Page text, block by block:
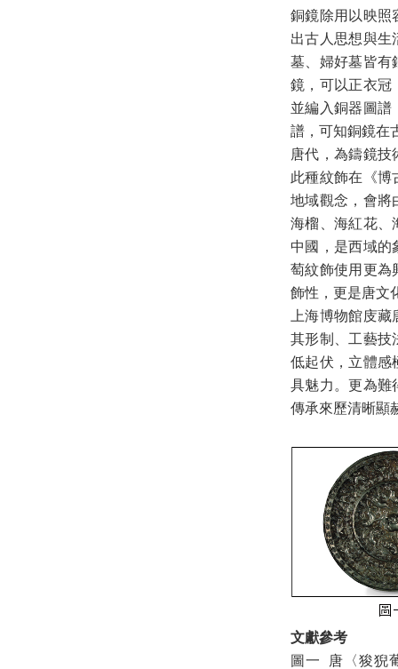
銅鏡除用以映照
出古人思想與生
墓、婦好墓皆有
鏡，可以正衣冠
並編入銅器圖譜
譜，可知銅鏡在
唐代，為鑄鏡
此種紋飾在《博
地域觀念，會將
海榴、海紅花、
中國，是西域的
萄紋飾使用更為
飾性，更是唐文
上海博物館庋
其形制、工藝技
低起伏，立體感
具魅力。更為難
傳承來歷清晰顯
文獻參考
圖一 唐〈狻猊